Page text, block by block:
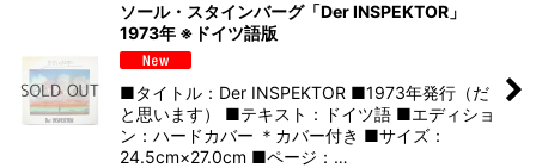
ソール・スタインバーグ「Der INSPEKTOR」
1973年 ※ドイツ語版
■タイトル：Der INSPEKTOR ■1973年発行（だ
と思います） ■テキスト：ドイツ語 ■エディショ
ン：ハードカバー ＊カバー付き ■サイズ：
24.5cm×27.0cm ■ページ：…